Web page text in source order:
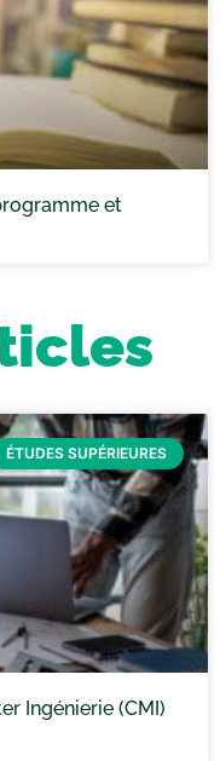
et
ÉTUDES SUPÉRIEURES
Ingénierie (CMI)